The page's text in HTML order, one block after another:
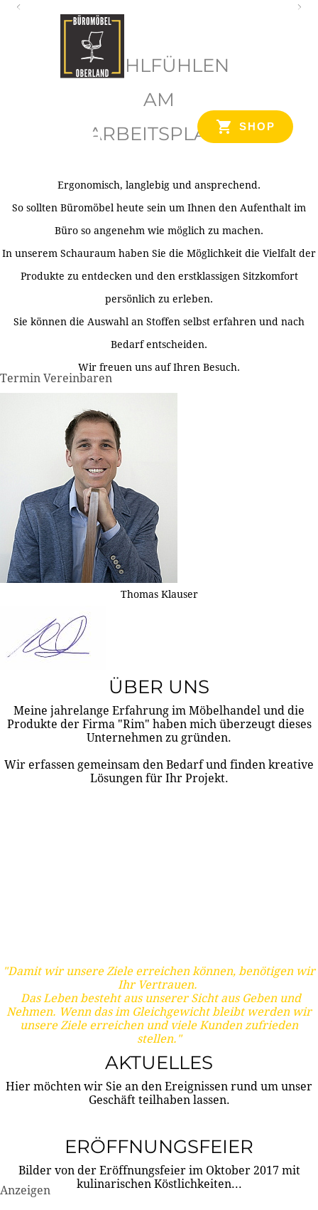
SHOP
WOHLFÜHLEN
AM
ARBEITSPLATZ
Ergonomisch, langlebig und ansprechend.
So sollten Büromöbel heute sein um Ihnen den Aufenthalt im
Büro so angenehm wie möglich zu machen.
In unserem Schauraum haben Sie die Möglichkeit die Vielfalt der
Produkte zu entdecken und den erstklassigen Sitzkomfort
persönlich zu erleben.
Sie können die Auswahl an Stoffen selbst erfahren und nach
Bedarf entscheiden.
Wir freuen uns auf Ihren Besuch.
Termin Vereinbaren
Thomas Klauser
ÜBER UNS
Meine jahrelange Erfahrung im Möbelhandel und die
Produkte der Firma "Rim" haben mich überzeugt dieses
Unternehmen zu gründen.
Wir erfassen gemeinsam den Bedarf und finden kreative
Lösungen für Ihr Projekt.
"Damit wir unsere Ziele erreichen können, benötigen wir
Ihr Vertrauen.
Das Leben besteht aus unserer Sicht aus Geben und
Nehmen. Wenn das im Gleichgewicht bleibt werden wir
unsere Ziele erreichen und viele Kunden zufrieden
stellen."
AKTUELLES
Hier möchten wir Sie an den Ereignissen rund um unser
Geschäft teilhaben lassen.
ERÖFFNUNGSFEIER
Bilder von der Eröffnungsfeier im Oktober 2017 mit
kulinarischen Köstlichkeiten...
Anzeigen